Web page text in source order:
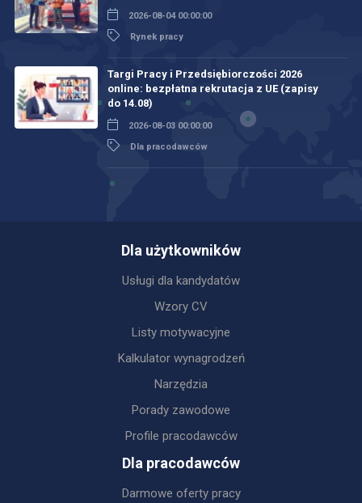
2026-08-04 00:00:00
Rynek pracy
Targi Pracy i Przedsiębiorczości 2026
online: bezpłatna rekrutacja z UE (zapisy
do 14.08)
2026-08-03 00:00:00
Dla pracodawców
Dla użytkowników
Usługi dla kandydatów
Wzory CV
Listy motywacyjne
Kalkulator wynagrodzeń
Narzędzia
Porady zawodowe
Profile pracodawców
Dla pracodawców
Darmowe oferty pracy